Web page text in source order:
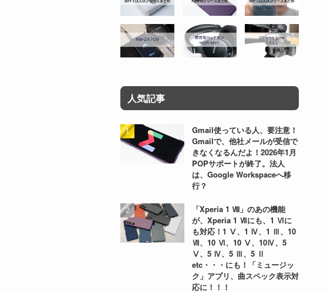
人気記事
Gmail使っている人、要注意！
Gmailで、他社メールが受信で
きなくなるんだよ！2026年1月
POPサポートが終了。法人
は、Google Workspaceへ移
行？
「Xperia 1 Ⅷ」のあの機能
が、Xperia 1 Ⅶにも、1 Ⅵに
も対応！1 Ⅴ、1 Ⅳ、1 Ⅲ、10
Ⅶ、10 Ⅵ、10 Ⅴ、10Ⅳ、5
Ⅴ、5 Ⅳ、5 Ⅲ、5 Ⅱ
etc・・・にも！「ミュージッ
ク」アプリ、曲スペック表示対
応に！！！